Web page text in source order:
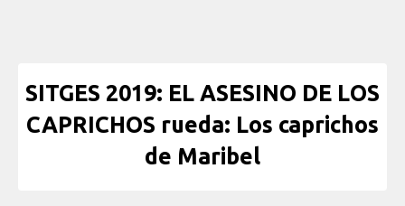
SITGES 2019: EL ASESINO DE LOS
CAPRICHOS rueda: Los caprichos
de Maribel